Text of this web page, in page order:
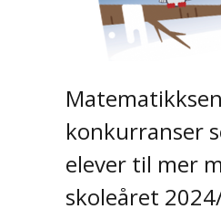
konkurranser
elever til mer
skoleåret